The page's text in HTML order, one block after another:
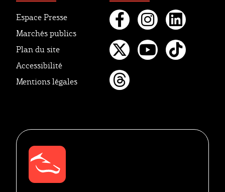
Espace Presse
Marchés publics
Plan du site
Accessibilité
Mentions légales
Facebook
Twitter